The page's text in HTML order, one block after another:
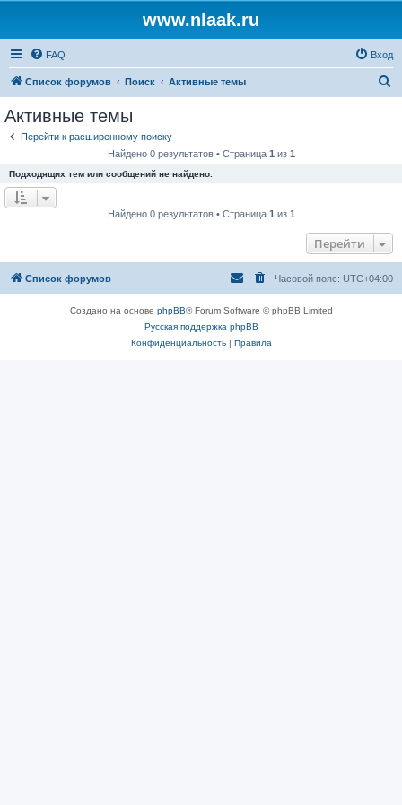
www.nlaak.ru
FAQ Вход
Список форумов Поиск Активные темы
Активные темы
Перейти к расширенному поиску
Найдено 0 результатов • Страница 1 из 1
Подходящих тем или сообщений не найдено.
Найдено 0 результатов • Страница 1 из 1
Перейти
Список форумов Часовой пояс: UTC+04:00
Создано на основе phpBB® Forum Software © phpBB Limited
Русская поддержка phpBB
Конфиденциальность| Правила